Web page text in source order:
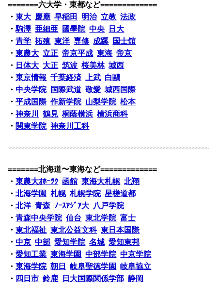
=======六大学・東都など=============
・東大 慶應 早稲田 明治 立教 法政
・駒澤 亜細亜 國學院 中央
日大
・青学 拓殖 東洋 専修 成蹊
国士舘
・東農大 立正 帝京平成 東海 帝京
・ 日体大 大正 筑波 桜美林 城西
・東京情報 千葉経済 上武 白鷗
・中央学院 国際武道 敬愛 城西国際
・平成国際 作新学院 山梨学院 松本
・神奈川 鶴見 桐蔭横浜 横浜商科
・ 関東学院 神奈川工科
=======北海道〜東海など=============
・東農大ｵﾎｰﾂｸ 函館 東海大札幌 北翔
・北海学園 札幌 札幌学院 星槎道都
・北洋 青森 ﾉｰｽｱｼﾞｱ大 八戸学院
・青森中央学院 仙台 東北学院 富士
・東北福祉 東北公益文科 東日本国際
・中京 中部 愛知学院 名城 愛知東邦
・愛知工業 東海学園 中部学院 中京学院
・東海学院 朝日 岐阜聖徳学園
岐阜協立
・ 四日市 鈴鹿 日大国際関係学部 静岡